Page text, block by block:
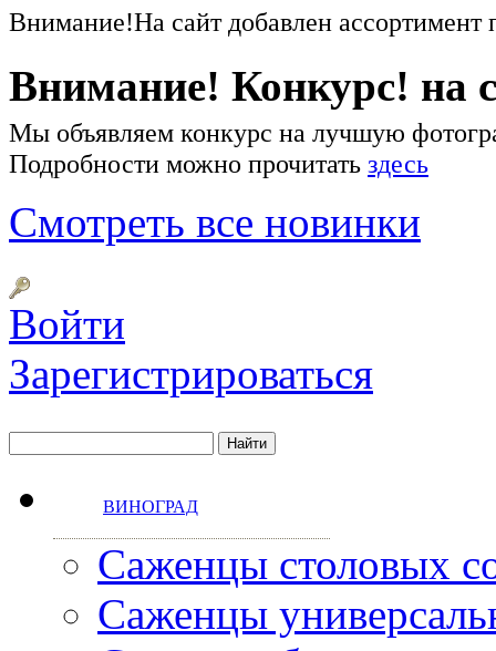
Внимание!На сайт добавлен ассортимент
Внимание! Конкурс! на
Мы объявляем конкурс на лучшую
Подробности можно прочитать здесь
Смотреть все новинки
Войти
Зарегистрироваться
ВИНОГРАД
Саженцы столовых
Саженцы